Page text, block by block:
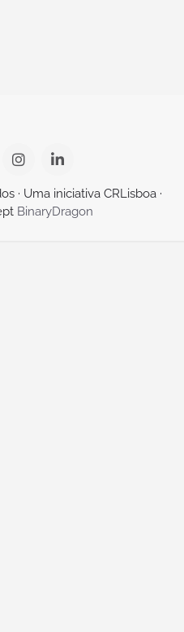
· Uma iniciativa CRLisboa ·
BinaryDragon